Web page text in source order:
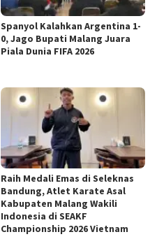
Spanyol Kalahkan Argentina 1-
0, Jago Bupati Malang Juara
Piala Dunia FIFA 2026
Raih Medali Emas di Seleknas
Bandung, Atlet Karate Asal
Kabupaten Malang Wakili
Indonesia di SEAKF
Championship 2026 Vietnam